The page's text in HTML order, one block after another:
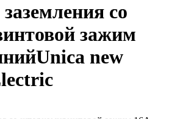
заземления со
зажим
new